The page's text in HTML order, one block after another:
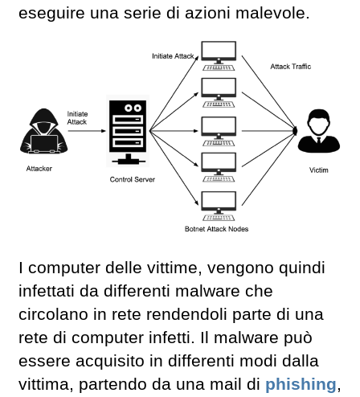
eseguire una serie di azioni malevole.
I computer delle vittime, vengono quindi
infettati da differenti malware che
circolano in rete rendendoli parte di una
rete di computer infetti. Il malware può
essere acquisito in differenti modi dalla
vittima, partendo da una mail di phishing,